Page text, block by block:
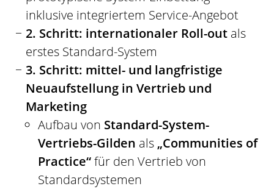
inklusive integriertem Service-Angebot
2. Schritt: internationaler Roll-out als
erstes Standard-System
3. Schritt: mittel- und langfristige
Neuaufstellung in Vertrieb und
Marketing
Aufbau von Standard-System-
Vertriebs-Gilden als „Communities of
Practice“für den Vertrieb von
Standardsystemen